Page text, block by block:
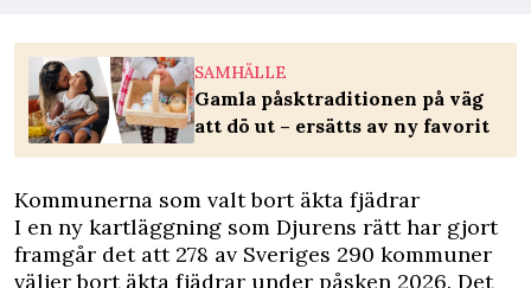
SAMHÄLLE
Gamla påsktraditionen på väg
att dö ut – ersätts av ny favorit
Kommunerna som valt bort äkta fjädrar
I en ny kartläggning som Djurens rätt har gjort
framgår det att 278 av Sveriges 290 kommuner
väljer bort äkta fjädrar under påsken 2026. Det